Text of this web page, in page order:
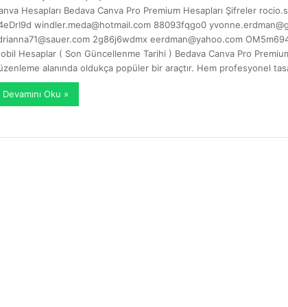
Hesapları Bedava Canva Pro Premium Hesapları Şifreler
windler.meda@hotmail.com88093fqgo0
2g86j6wdmx eerdman@yahoo.com
Hesaplar ( Son Güncellenme Tarihi ) Bedava Canva Pro
alanında oldukça popüler bir araçtır. Hem profesyonel
Devamını Oku »